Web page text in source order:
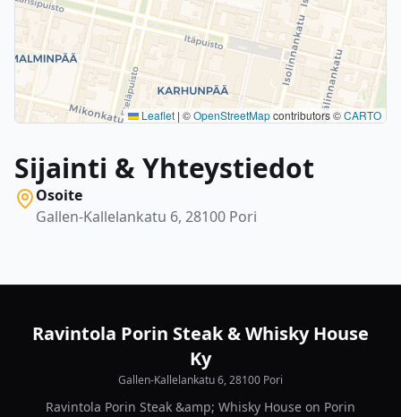
Leaflet | ©OpenStreetMapcontributors ©CARTO
Sijainti & Yhteystiedot
Osoite
Gallen-Kallelankatu 6, 28100 Pori
Ravintola Porin Steak & Whisky House
Ky
Gallen-Kallelankatu 6, 28100 Pori
Ravintola Porin Steak &amp; Whisky House on Porin